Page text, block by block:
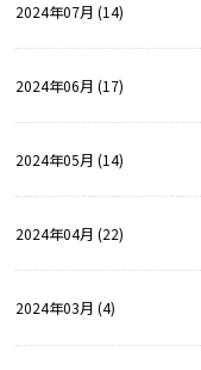
2024年07月 (14)
2024年06月 (17)
2024年05月 (14)
2024年04月 (22)
2024年03月 (4)